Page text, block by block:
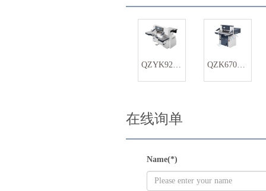
QZYK920DN程控切纸机 QZK670N办公程控切纸机
在线询单
Name(*)